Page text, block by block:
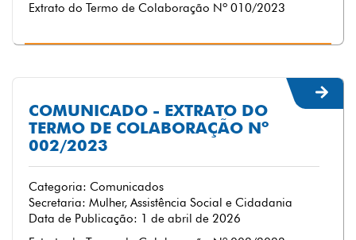
Extrato do Termo de Colaboração Nº 010/2023
COMUNICADO - EXTRATO DO
TERMO DE COLABORAÇÃO Nº
002/2023
Categoria: Comunicados
Secretaria: Mulher, Assistência Social e Cidadania
Data de Publicação: 1 de abril de 2026